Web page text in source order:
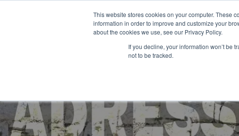
This website stores cookies on your computer. These
information in order to improve and customize your
about the cookies we use, see our Privacy Policy.
If you decline, your information won’t be
not to be tracked.
Accueil